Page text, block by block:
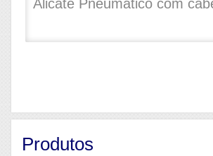
Alicate Pneumático com
Produtos